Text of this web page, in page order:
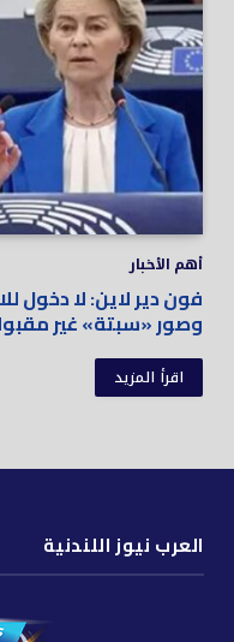
أهم الأخبار
فون دير لاين: لا دخول
وصور «سبتة» غير
اقرأ المزيد
العرب نيوز اللندنية